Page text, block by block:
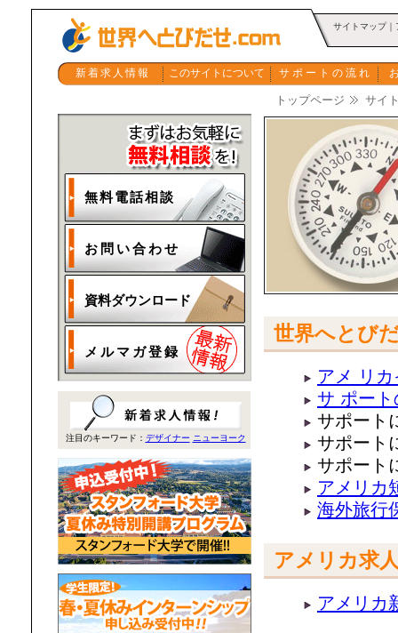
サイトマップ
新着求人情報 このサイトについて サポートの流れ
トップページ サイ
世界へとび
アメ リ
サ ポー
サポート
サポート
サポート
アメリカ
海外旅行
アメリカ求
アメリカ
無料電話相談
お問い合わせ
資料ダウンロード
メルマガ登録
注目のキーワード： デザイナー ニューヨーク